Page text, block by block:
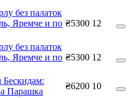
без палаток
Яремче и по ₴5300 12
без палаток
Яремче и по ₴5300 12
Парашка
₴6200 10